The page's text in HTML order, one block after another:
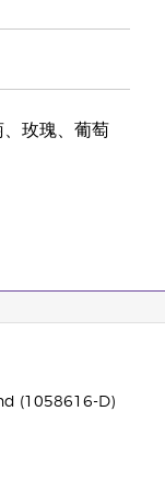
玫瑰、葡萄
(1058616-D)